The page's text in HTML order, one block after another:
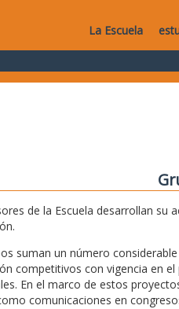
La Escuela
de la Escuela desarrollan su
suman un número
competitivos con vigencia en
En el marco de estos
comunicaciones en